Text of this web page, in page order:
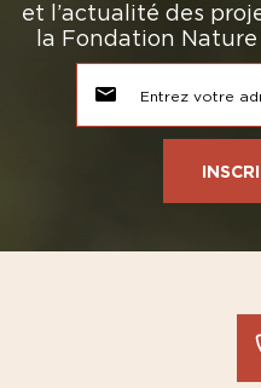
et l’actualité des
la Fondation